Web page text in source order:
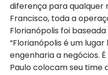
diferença para qualquer
Francisco, toda a
Florianópolis foi
“Florianópolis é um
engenharia a negócios.
Paulo colocam seu time